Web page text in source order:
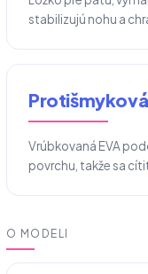
stabilizujú nohu a
Vrúbkovaná EVA
povrchu, takže sa
O MODELI